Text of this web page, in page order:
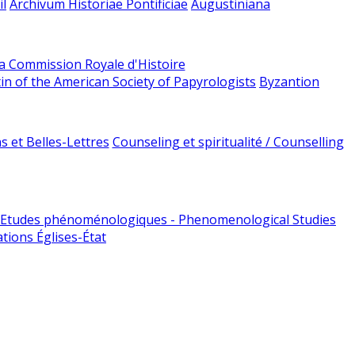
Archivum Historiae Pontificiae Augustiniana
Commission Royale d'Histoire
of the American Society of Papyrologists Byzantion
et Belles-Lettres Counseling et spiritualité / Counselling
Etudes phénoménologiques - Phenomenological Studies
Églises-État